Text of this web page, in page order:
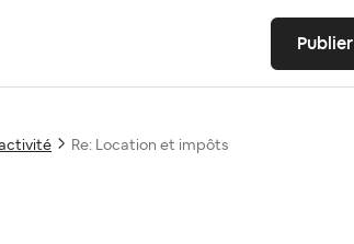
Publier
Re: Location et impôts